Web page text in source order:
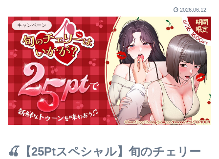
2026.06.12
キャンペーン
🍒【25Ptスペシャル】旬のチェリー